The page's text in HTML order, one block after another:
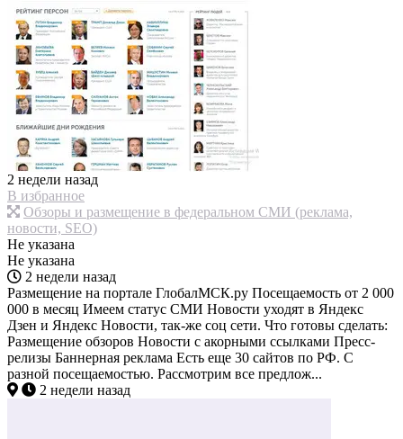
2 недели назад
В избранное
Обзоры и размещение в федеральном СМИ (реклама,
новости, SEO)
Не указана
Не указана
2 недели назад
Размещение на портале ГлобалМСК.ру Посещаемость от 2 000
000 в месяц Имеем статус СМИ Новости уходят в Яндекс
Дзен и Яндекс Новости, так-же соц сети. Что готовы сделать:
Размещение обзоров Новости с акорными ссылками Пресс-
релизы Баннерная реклама Есть еще 30 сайтов по РФ. С
разной посещаемостью. Рассмотрим все предлож...
2 недели назад